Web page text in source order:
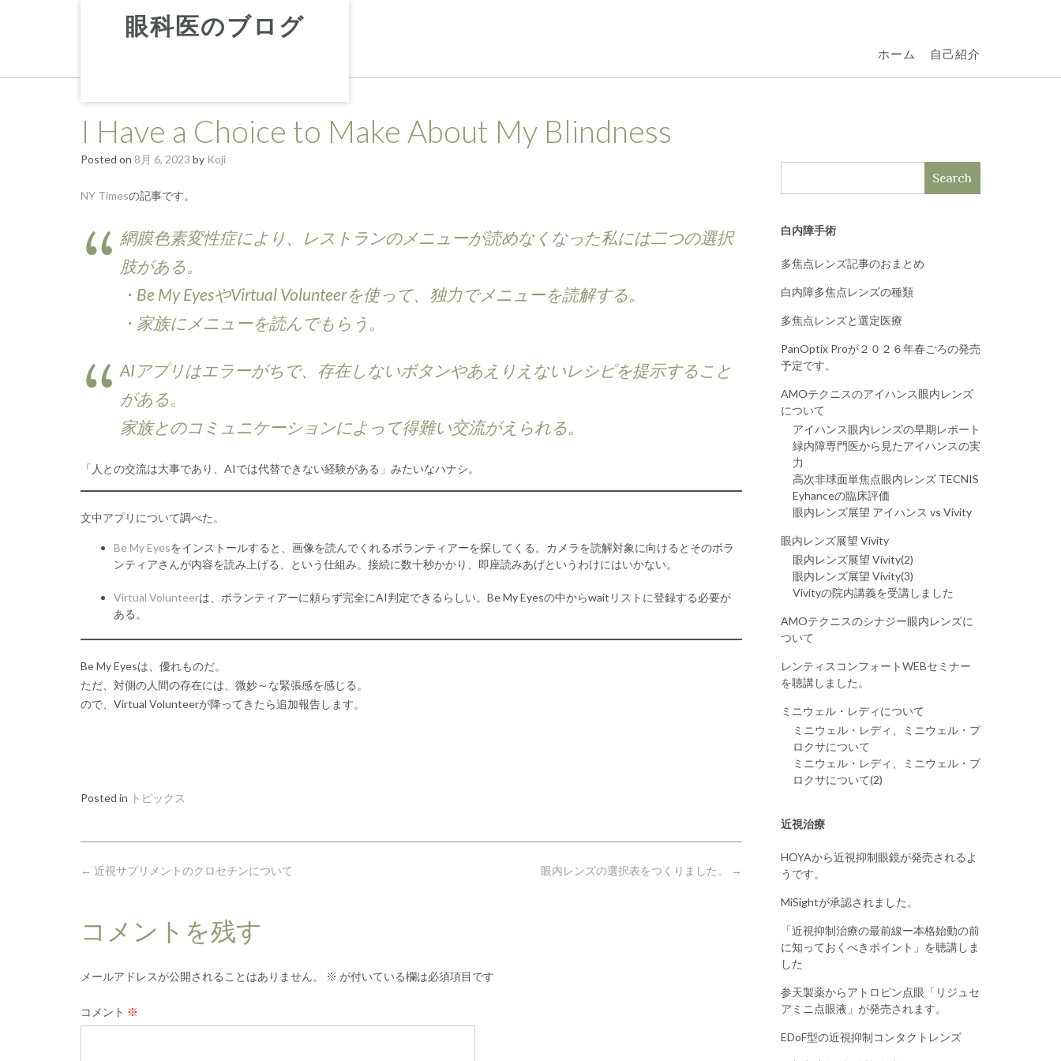
眼科医のブログ
ホーム 自己紹介
I Have a Choice to Make About My Blindness
Posted on 8月 6, 2023 by Koji
NY Timesの記事です。
網膜色素変性症により、レストランのメニューが読めなくなった私には二つの選択
肢がある。
・Be My EyesやVirtual Volunteerを使って、独力でメニューを読解する。
・家族にメニューを読んでもらう。
AIアプリはエラーがちで、存在しないボタンやあえりえないレシピを提示すること
がある。
家族とのコミュニケーションによって得難い交流がえられる。
「人との交流は大事であり、AIでは代替できない経験がある」みたいなハナシ。
文中アプリについて調べた。
Be My Eyesをインストールすると、画像を読んでくれるボランティアーを探してくる。カメラを読解対象に向けるとそのボラ
ンティアさんが内容を読み上げる、という仕組み。接続に数十秒かかり、即座読みあげというわけにはいかない。
Virtual Volunteerは、ボランティアーに頼らず完全にAI判定できるらしい。Be My Eyesの中からwaitリストに登録する必要が
ある。
Be My Eyesは、優れものだ。
ただ、対側の人間の存在には、微妙～な緊張感を感じる。
ので、Virtual Volunteerが降ってきたら追加報告します。
Posted in トピックス
Post
眼内レンズの選択表をつくりました。 →
← 近視サプリメントのクロセチンについて
コメントを残す
メールアドレスが公開されることはありません。 ※ が付いている欄は必須項目です
コメント ※
Search
白内障手術
多焦点レンズ記事のおまとめ
白内障多焦点レンズの種類
多焦点レンズと選定医療
PanOptix Proが２０２６年春ごろの発売
予定です。
AMOテクニスのアイハンス眼内レンズ
について
アイハンス眼内レンズの早期レポート
緑内障専門医から見たアイハンスの実
力
高次非球面単焦点眼内レンズ TECNIS
Eyhanceの臨床評価
眼内レンズ展望 アイハンス vs Vivity
眼内レンズ展望 Vivity
眼内レンズ展望 Vivity(2)
眼内レンズ展望 Vivity(3)
Vivityの院内講義を受講しました
AMOテクニスのシナジー眼内レンズに
ついて
レンティスコンフォートWEBセミナー
を聴講しました。
ミニウェル・レディについて
ミニウェル・レディ、ミニウェル・プ
ロクサについて
ミニウェル・レディ、ミニウェル・プ
ロクサについて(2)
近視治療
HOYAから近視抑制眼鏡が発売されるよ
うです。
MiSightが承認されました。
「近視抑制治療の最前線ー本格始動の前
に知っておくべきポイント」を聴講しま
した
参天製薬からアトロピン点眼「リジュセ
アミニ点眼液」が発売されます。
EDoF型の近視抑制コンタクトレンズ